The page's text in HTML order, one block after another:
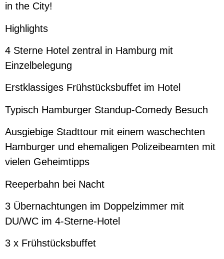
in the City!
Highlights
4 Sterne Hotel zentral in Hamburg mit
Einzelbelegung
Erstklassiges Frühstücksbuffet im Hotel
Typisch Hamburger Standup-Comedy Besuch
Ausgiebige Stadttour mit einem waschechten
Hamburger und ehemaligen Polizeibeamten mit
vielen Geheimtipps
Reeperbahn bei Nacht
3 Übernachtungen im Doppelzimmer mit
DU/WC im 4-Sterne-Hotel
3 x Frühstücksbuffet